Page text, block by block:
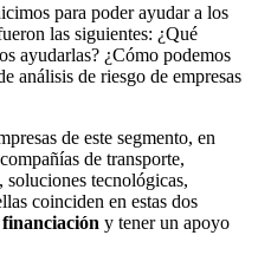
para poder ayudar a los
las siguientes: ¿Qué
ayudarlas? ¿Cómo podemos
análisis de riesgo de empresas
de este segmento, en
de transporte,
soluciones tecnológicas,
coinciden en estas dos
y tener un apoyo